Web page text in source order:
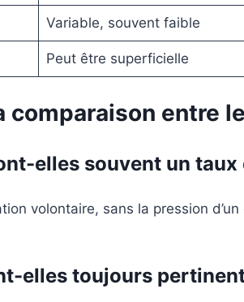
Variable, souvent faible
Peut être superficielle
entre
elles souvent un taux
volontaire, sans la pression
elles toujours